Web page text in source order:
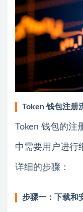
Token 钱包注册
Token 钱包的注
中需要用户进行
详细的步骤：
步骤一：下载和